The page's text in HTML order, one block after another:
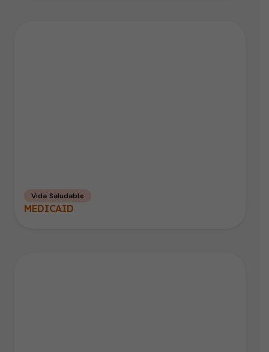
Vida Saludable
MEDICAID